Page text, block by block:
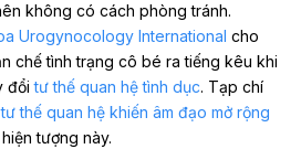
không có cách phòng tránh.
Urogynocology International cho
chế tình trạng cô bé ra tiếng kêu khi
đổitư thế quan hệ tình dục. Tạp chí
tư thế quan hệ khiến âm đạo mở rộng
tượng này.